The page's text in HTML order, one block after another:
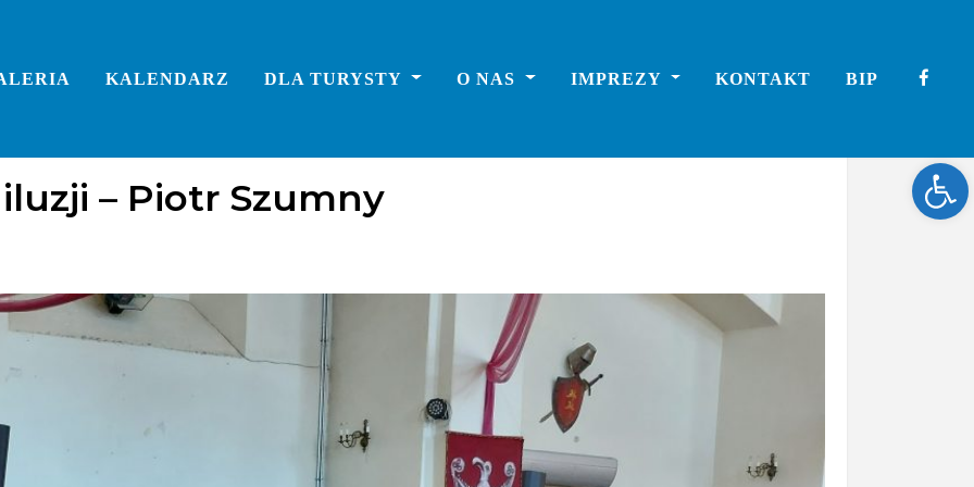
KALENDARZ DLA TURYSTY O NAS IMPREZY KONTAKT BIP
– Piotr Szumny